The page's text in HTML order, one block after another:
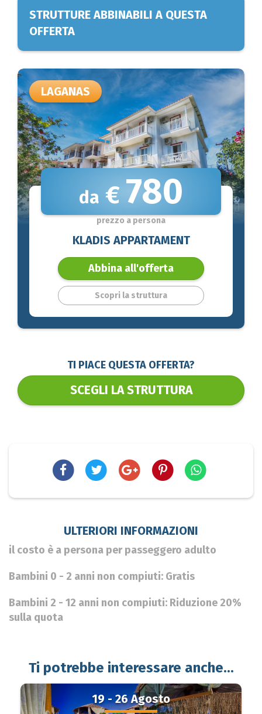
STRUTTURE ABBINABILI A QUESTA
OFFERTA
LAGANAS
da € 780
prezzo a persona
KLADIS APPARTAMENT
Abbina all'offerta
Scopri la struttura
TI PIACE QUESTA OFFERTA?
SCEGLI LA STRUTTURA
ULTERIORI INFORMAZIONI
il costo è a persona per passeggero adulto
Bambini 0 - 2 anni non compiuti: Gratis
Bambini 2 - 12 anni non compiuti: Riduzione 20%
sulla quota
Ti potrebbe interessare anche...
19 - 26 Agosto